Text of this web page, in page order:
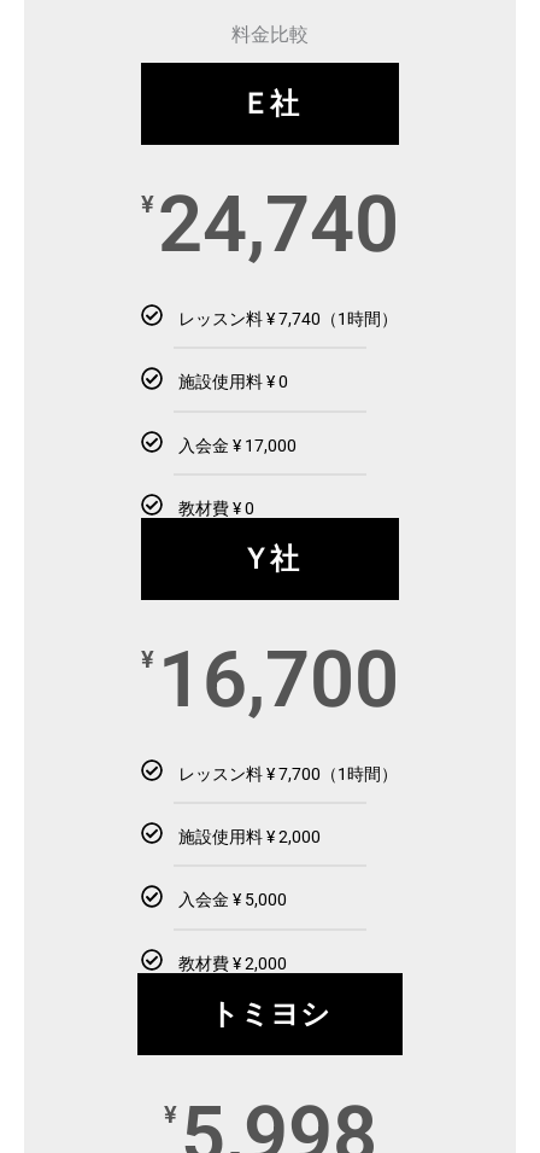
料金比較
Ｅ社
¥ 24,740
レッスン料 ¥ 7,740（1時間）
施設使用料 ¥ 0
入会金 ¥ 17,000
教材費 ¥ 0
Ｙ社
¥ 16,700
レッスン料 ¥ 7,700（1時間）
施設使用料 ¥ 2,000
入会金 ¥ 5,000
教材費 ¥ 2,000
トミヨシ
¥ 5,998